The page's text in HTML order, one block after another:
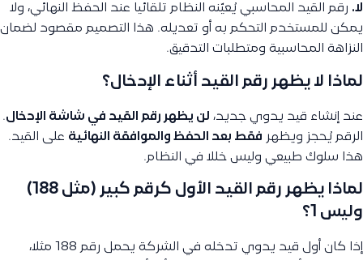
لا. رقم القيد المحاسبي يُعيّنه النظام تلقائيا عند الحفظ النهائي، ولا
يمكن للمستخدم التحكم به أو تعديله. هذا التصميم مقصود لضمان
النزاهة المحاسبية ومتطلبات التدقيق.
لماذا لا يظهر رقم القيد أثناء الإدخال؟
عند إنشاء قيد يدوي جديد، لن يظهر رقم القيد في شاشة الإدخال.
الرقم يُحجز ويظهر فقط بعد الحفظ والموافقة النهائية على القيد.
هذا سلوك طبيعي وليس خللا في النظام.
لماذا يظهر رقم القيد الأول كرقم كبير (مثل 188)
وليس 1؟
إذا كان أول قيد يدوي تدخله في الشركة يحمل رقم 188 مثلا،